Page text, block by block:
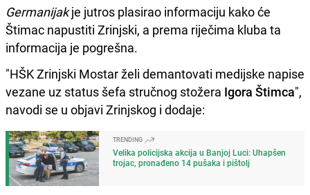
Germanijakje jutros plasirao informaciju kako će
Štimac napustiti Zrinjski, a prema riječima kluba ta
informacija je pogrešna.
"HŠK Zrinjski Mostar želi demantovati medijske napise
vezane uz status šefa stručnog stožera Igora Štimca",
navodi se u objavi Zrinjskog i dodaje:
TRENDING
Velika policijska akcija u Banjoj Luci: Uhapšen
trojac, pronađeno 14 pušaka i pištolj